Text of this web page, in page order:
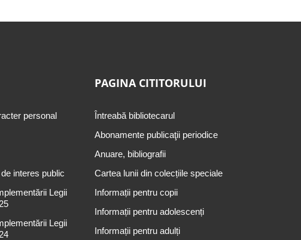
personal
interes public
Legii
Legii
PAGINA CITITORULUI
Întreabă bibliotecarul
Abonamente publicaţii periodice
Anuare, bibliografii
Cartea lunii din colecțiile speciale
Informații pentru copii
Informații pentru adolescenți
Informații pentru adulți